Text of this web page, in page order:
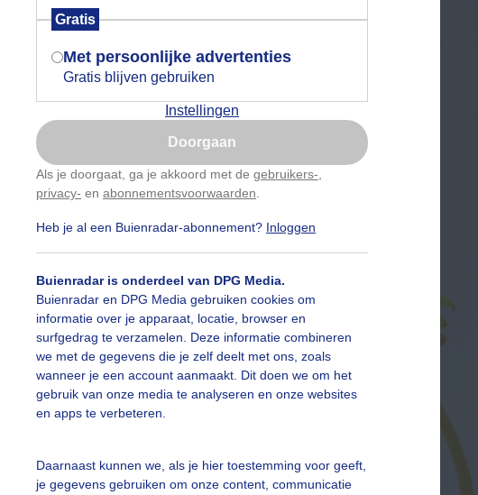
Gratis
Met persoonlijke advertenties
Gratis blijven gebruiken
Instellingen
Doorgaan
Als je doorgaat, ga je akkoord met de gebruikers-
privacy- en abonnementsvoorwaarden
Heb je al een Buienradar-abonnement? Inloggen
Buienradar is onderdeel van DPG Media.
Buienradar en DPG Media gebruiken cookies om
informatie over je apparaat, locatie, browser en
surfgedrag te verzamelen. Deze informatie combineren
we met de gegevens die je zelf deelt met ons, zoals
wanneer je een account aanmaakt. Dit doen we om het
gebruik van onze media te analyseren en onze websites
en apps te verbeteren.
Daarnaast kunnen we, als je hier toestemming voor geeft,
je gegevens gebruiken om onze content, communicatie
Indien je hier nog geen akkoord op hebt
gegeven, verschijnt er zo een pop-up uit
je browser waarin deze toestemming
gevraagd wordt.
Is goed, toon de popup
Nu niet, misschien later
Gebruik je Safari en wil je niet elke dag deze pop-up
Klikhierom dit aan te passen